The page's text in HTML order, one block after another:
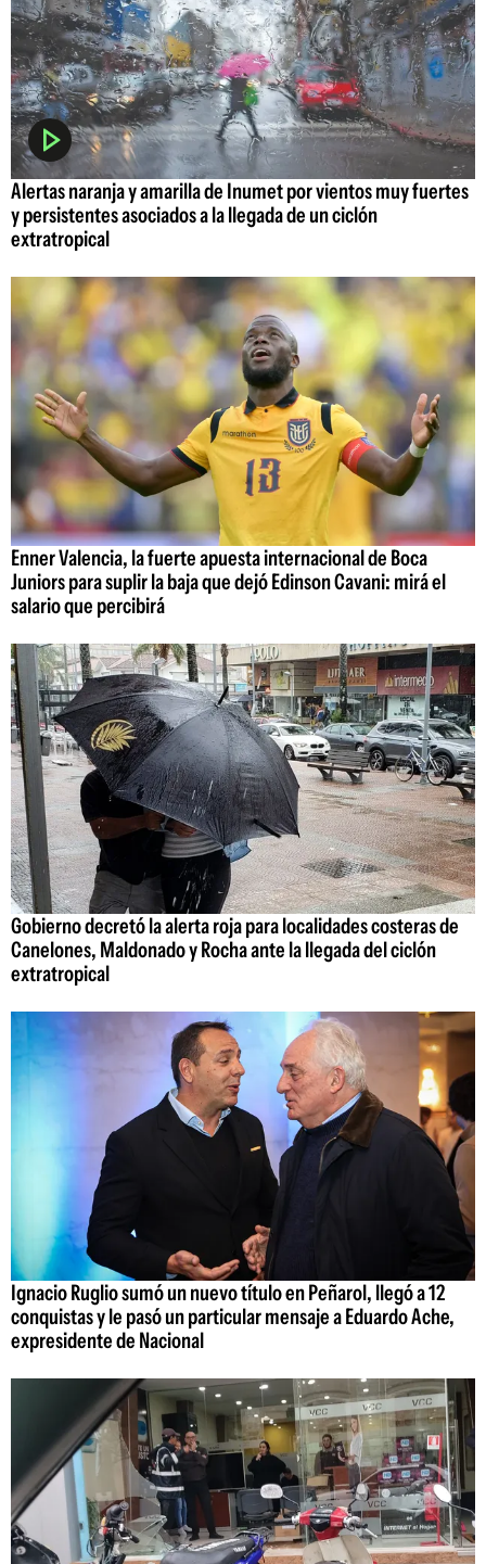
Alertas naranja y amarilla de Inumet por vientos muy fuertes
y persistentes asociados a la llegada de un ciclón
extratropical
Enner Valencia, la fuerte apuesta internacional de Boca
Juniors para suplir la baja que dejó Edinson Cavani: mirá el
salario que percibirá
Gobierno decretó la alerta roja para localidades costeras de
Canelones, Maldonado y Rocha ante la llegada del ciclón
extratropical
Ignacio Ruglio sumó un nuevo título en Peñarol, llegó a 12
conquistas y le pasó un particular mensaje a Eduardo Ache,
expresidente de Nacional